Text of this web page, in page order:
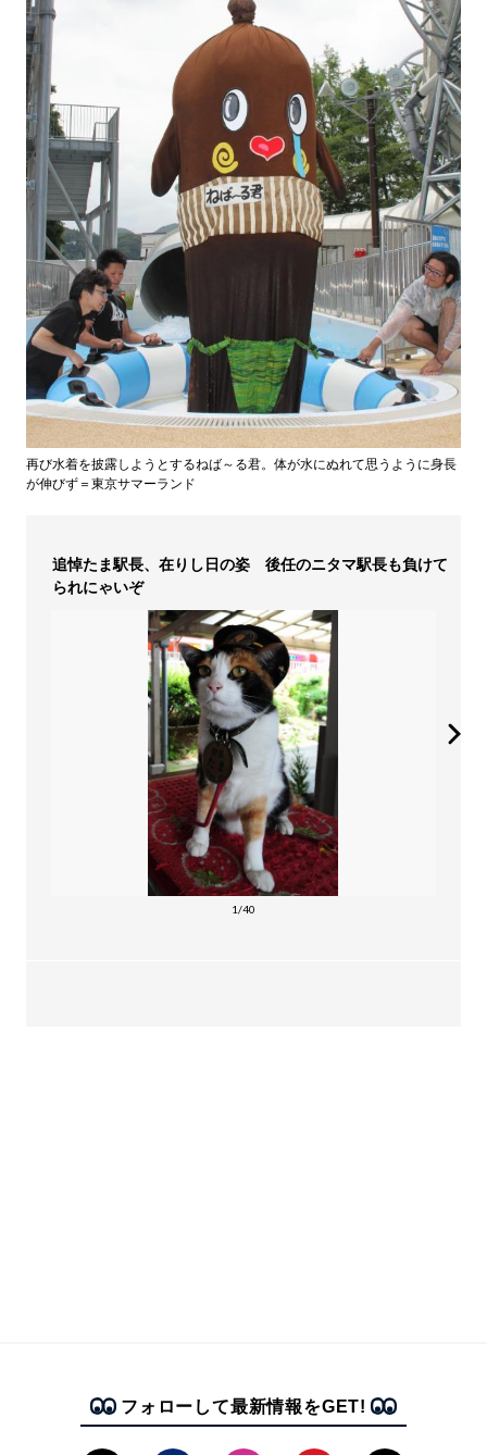
再び水着を披露しようとするねば～る君。体が水にぬれて思うように身長
が伸びず＝東京サマーランド
追悼たま駅長、在りし日の姿 後任のニタマ駅長も負けて
られにゃいぞ
1/40
フォローして最新情報をGET!